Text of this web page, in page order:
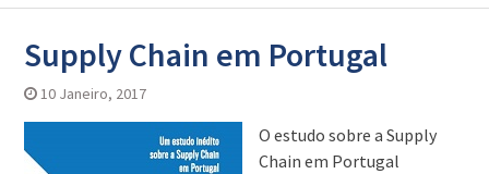
Supply Chain em Portugal
10 Janeiro, 2017
O estudo sobre a Supply
Chain em Portugal